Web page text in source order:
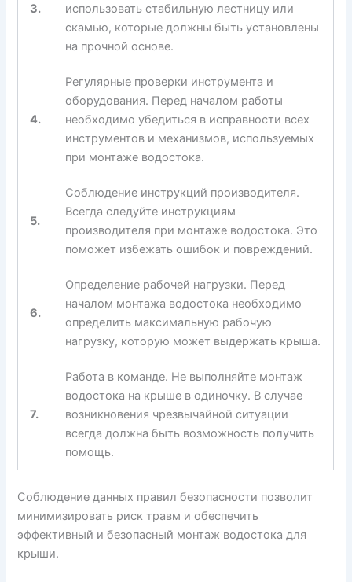
3.
использовать стабильную лестницу или
скамью, которые должны быть установлены
на прочной основе.
4.
Регулярные проверки инструмента и
оборудования. Перед началом работы
необходимо убедиться в исправности всех
инструментов и механизмов, используемых
при монтаже водостока.
5.
Соблюдение инструкций производителя.
Всегда следуйте инструкциям
производителя при монтаже водостока. Это
поможет избежать ошибок и повреждений.
6.
Определение рабочей нагрузки. Перед
началом монтажа водостока необходимо
определить максимальную рабочую
нагрузку, которую может выдержать крыша.
7.
Работа в команде. Не выполняйте монтаж
водостока на крыше в одиночку. В случае
возникновения чрезвычайной ситуации
всегда должна быть возможность получить
помощь.
Соблюдение данных правил безопасности позволит
минимизировать риск травм и обеспечить
эффективный и безопасный монтаж водостока для
крыши.